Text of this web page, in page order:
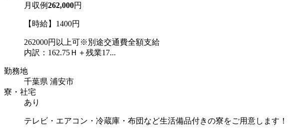
月収例262,000円
【時給】1400円
262000円以上可※別途交通費全額支給
内訳：162.75Ｈ＋残業17...
勤務地
千葉県 浦安市
寮・社宅
あり
テレビ・エアコン・冷蔵庫・布団など生活備品付きの寮をご用意します！